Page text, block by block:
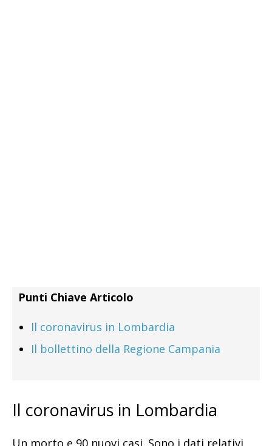
Punti Chiave Articolo
Il coronavirus in Lombardia
Il bollettino della Regione Campania
Il coronavirus in Lombardia
Un morto e 90 nuovi casi. Sono i dati relativi